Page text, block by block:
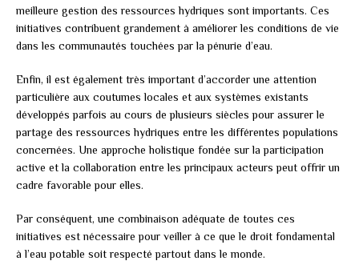
meilleure gestion des ressources hydriques sont importants. Ces
initiatives contribuent grandement à améliorer les conditions de vie
dans les communautés touchées par la pénurie d’eau.
Enfin, il est également très important d’accorder une attention
particulière aux coutumes locales et aux systèmes existants
développés parfois au cours de plusieurs siècles pour assurer le
partage des ressources hydriques entre les différentes populations
concernées. Une approche holistique fondée sur la participation
active et la collaboration entre les principaux acteurs peut offrir un
cadre favorable pour elles.
Par conséquent, une combinaison adéquate de toutes ces
initiatives est nécessaire pour veiller à ce que le droit fondamental
à l’eau potable soit respecté partout dans le monde.